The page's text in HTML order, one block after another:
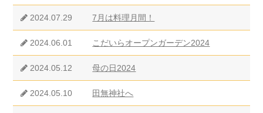
2024.07.29 7月は料理月間！
2024.06.01 こだいらオープンガーデン2024
2024.05.12 母の日2024
2024.05.10 田無神社へ